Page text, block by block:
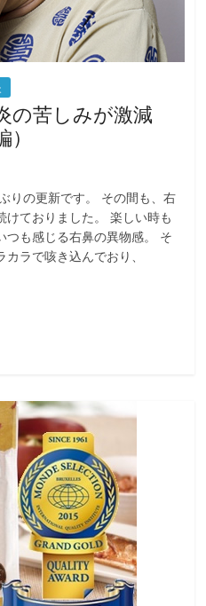
の苦しみが激減
りの更新です。 その間も、右
ておりました。 楽しい時も
つも感じる右鼻の異物感。 そ
ラで咳き込んでおり、